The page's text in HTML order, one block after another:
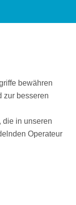
bewähren
zur besseren
die in unseren
Operateur